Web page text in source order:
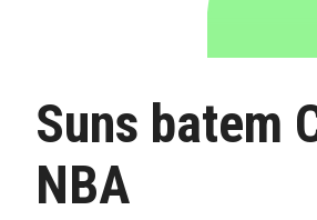
Suns batem
NBA